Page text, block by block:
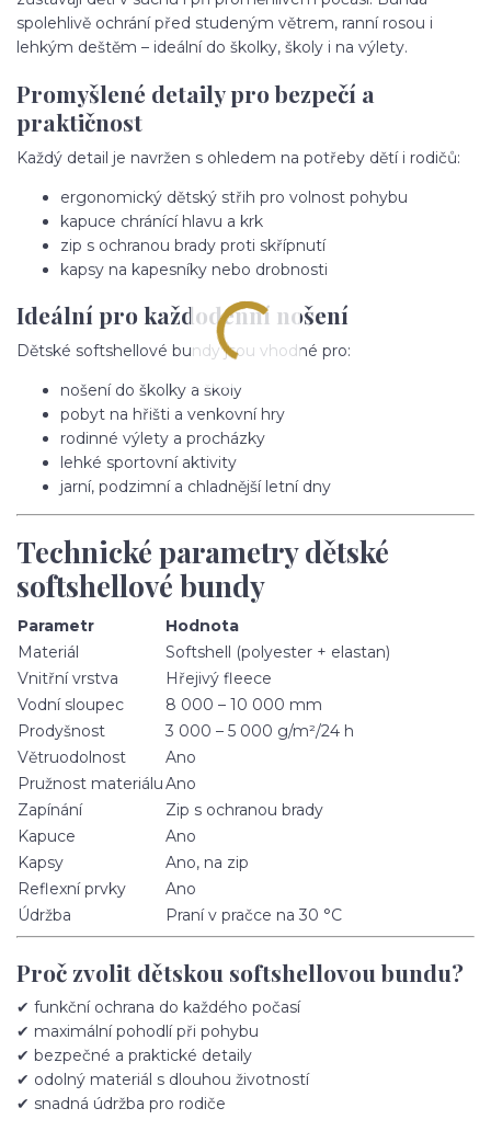
spolehlivě ochrání před studeným větrem, ranní rosou i
lehkým deštěm – ideální do školky, školy i na výlety.
Promyšlené detaily pro bezpečí a
praktičnost
Každý detail je navržen s ohledem na potřeby dětí i rodičů:
ergonomický dětský střih pro volnost pohybu
kapuce chránící hlavu a krk
zip s ochranou brady proti skřípnutí
kapsy na kapesníky nebo drobnosti
Ideální pro každodenní nošení
Dětské softshellové bundy jsou vhodné pro:
nošení do školky a školy
pobyt na hřišti a venkovní hry
rodinné výlety a procházky
lehké sportovní aktivity
jarní, podzimní a chladnější letní dny
Technické parametry dětské
softshellové bundy
Parametr
Hodnota
Materiál
Softshell (polyester + elastan)
Vnitřní vrstva
Hřejivý fleece
Vodní sloupec
8 000 – 10 000 mm
Prodyšnost
3 000 – 5 000 g/m²/24 h
Větruodolnost
Ano
Pružnost materiáluAno
Zapínání
Zip s ochranou brady
Kapuce
Ano
Kapsy
Ano, na zip
Reflexní prvky
Ano
Údržba
Praní v pračce na 30 °C
Proč zvolit dětskou softshellovou bundu?
✔ funkční ochrana do každého počasí
✔ maximální pohodlí při pohybu
✔ bezpečné a praktické detaily
✔ odolný materiál s dlouhou životností
✔ snadná údržba pro rodiče